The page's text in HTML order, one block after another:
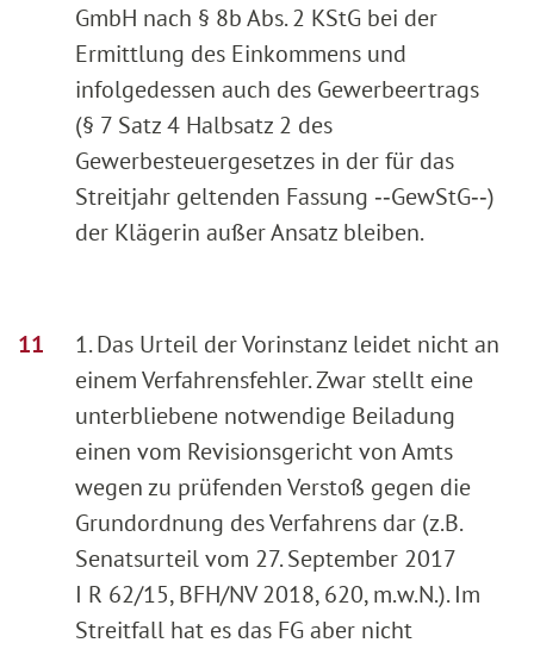
GmbH nach § 8b Abs. 2 KStG bei der
Ermittlung des Einkommens und
infolgedessen auch des Gewerbeertrags
(§ 7 Satz 4 Halbsatz 2 des
Gewerbesteuergesetzes in der für das
Streitjahr geltenden Fassung ‑‑GewStG‑‑)
der Klägerin außer Ansatz bleiben.
1. Das Urteil der Vorinstanz leidet nicht an
einem Verfahrensfehler. Zwar stellt eine
unterbliebene notwendige Beiladung
einen vom Revisionsgericht von Amts
wegen zu prüfenden Verstoß gegen die
Grundordnung des Verfahrens dar (z.B.
Senatsurteil vom 27. September 2017
I R 62/15, BFH/NV 2018, 620, m.w.N.). Im
Streitfall hat es das FG aber nicht